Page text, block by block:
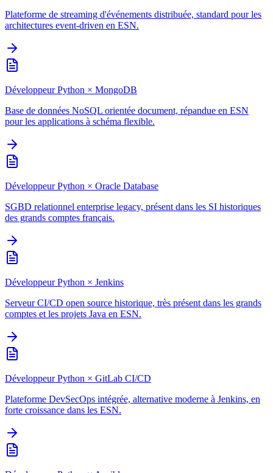
Plateforme de streaming d'événements distribuée, standard pour les
architectures event-driven en ESN.
Développeur Python × MongoDB
Base de données NoSQL orientée document, répandue en ESN
pour les applications à schéma flexible.
Développeur Python × Oracle Database
SGBD relationnel enterprise legacy, présent dans les SI historiques
des grands comptes français.
Développeur Python × Jenkins
Serveur CI/CD open source historique, très présent dans les grands
comptes et les projets Java en ESN.
Développeur Python × GitLab CI/CD
Plateforme DevSecOps intégrée, alternative moderne à Jenkins, en
forte croissance dans les ESN.